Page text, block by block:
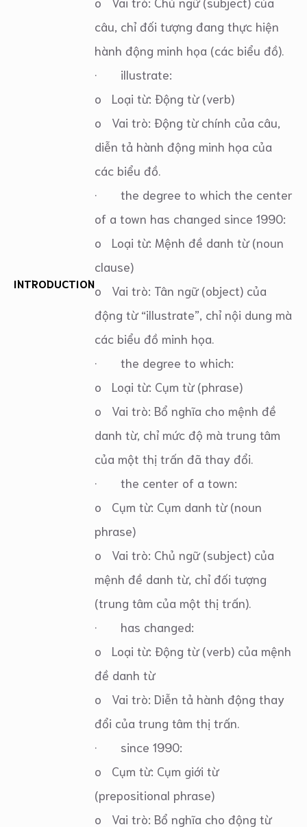
INTRODUCTION
câu, chỉ đối tượng đang thực hiện
hành động minh họa (các biểu đồ).
· illustrate:
o Loại từ: Động từ (verb)
o Vai trò: Động từ chính của câu,
diễn tả hành động minh họa của
các biểu đồ.
· the degree to which the center
of a town has changed since 1990:
o Loại từ: Mệnh đề danh từ (noun
clause)
o Vai trò: Tân ngữ (object) của
động từ “illustrate”, chỉ nội dung mà
các biểu đồ minh họa.
· the degree to which:
o Loại từ: Cụm từ (phrase)
o Vai trò: Bổ nghĩa cho mệnh đề
danh từ, chỉ mức độ mà trung tâm
của một thị trấn đã thay đổi.
· the center of a town:
o Cụm từ: Cụm danh từ (noun
phrase)
o Vai trò: Chủ ngữ (subject) của
mệnh đề danh từ, chỉ đối tượng
(trung tâm của một thị trấn).
· has changed:
o Loại từ: Động từ (verb) của mệnh
đề danh từ
o Vai trò: Diễn tả hành động thay
đổi của trung tâm thị trấn.
· since 1990:
o Cụm từ: Cụm giới từ
(prepositional phrase)
o Vai trò: Bổ nghĩa cho động từ